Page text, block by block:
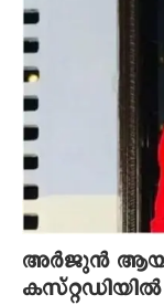
അര്‍ജുന്‍
കസ്റ്റഡിയില്‍